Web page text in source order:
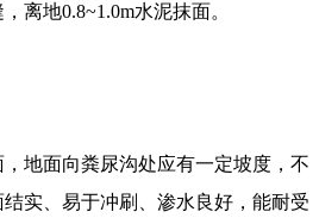
离地0.8~1.0m水泥抹面。
面向粪尿沟处应有一定坡度，不
实、易于冲刷、渗水良好，能耐受